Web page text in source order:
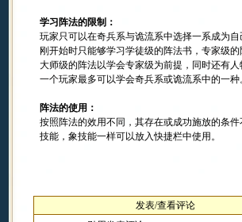
学习阵法的限制：
玩家只可以在奇兵系与诡流系中选择一系成为自
刚开始时只能够学习学徒级的阵法书，专家级
大师级的阵法以学会专家级为前提，同时还有
一个玩家最多可以学会奇兵系或诡流系中的一种
阵法的使用：
按照阵法的效用不同，其存在或成功施放的条
技能，象技能一样可以放入快捷栏中使用。
发表/查看评论